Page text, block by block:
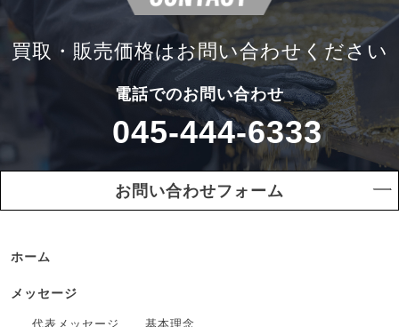
買取・販売価格はお問い合わせください
電話でのお問い合わせ
045-444-6333
お問い合わせフォーム
ホーム
メッセージ
代表メッセージ 基本理念